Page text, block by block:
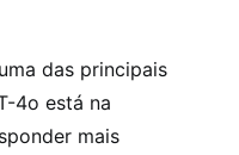
das principais
4o está na
mais